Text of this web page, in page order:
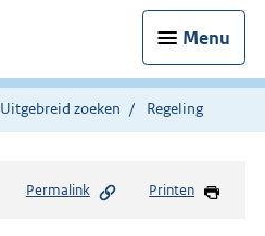
Menu
Uitgebreid zoeken Regeling
Permalink Printen